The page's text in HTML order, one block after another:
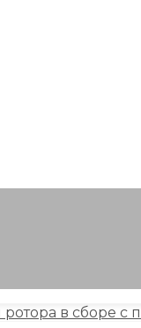
ротора в сборе